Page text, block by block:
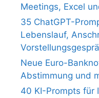
Meetings, Excel
35 ChatGPT-
Lebenslauf,
Neue Euro-
Abstimmung und
40 KI-Prompts für